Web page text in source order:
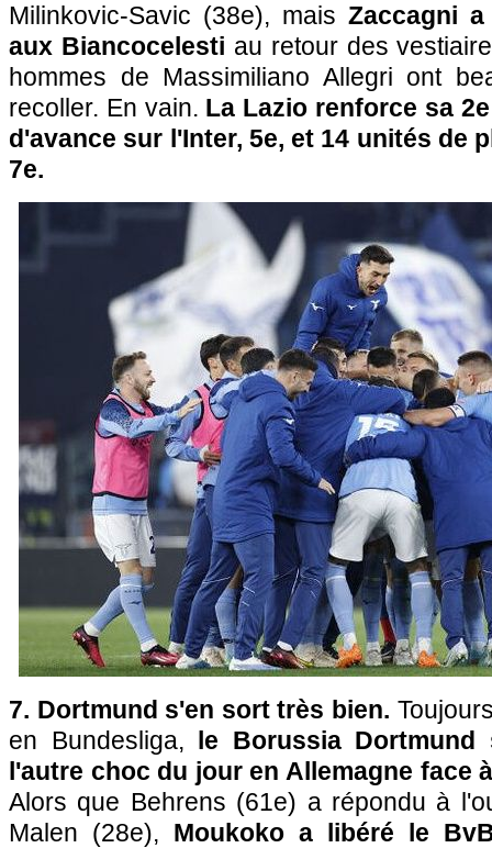
Milinkovic-Savic (38e), mais Zaccagni
aux Biancocelesti au retour des
hommes de Massimiliano Allegri ont
recoller. En vain. La Lazio renforce sa
d'avance sur l'Inter, 5e, et 14 unités de
7e.
7. Dortmund s'en sort très bien.
en Bundesliga, le Borussia
l'autre choc du jour en Allemagne face
Alors que Behrens (61e) a répondu à
Malen (28e), Moukoko a libéré le